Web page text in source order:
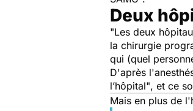
Deux
"Les deux
la chirurgie
qui (quel
D'après
l’hôpital", et ce
Mais en plus de